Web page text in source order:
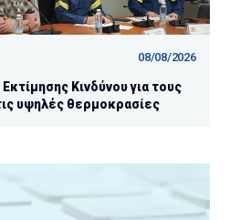
08/08/2026
Κινδύνου για τους
υψηλές θερμοκρασίες